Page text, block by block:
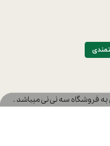
فروشگاه سه نی نی میباشد .